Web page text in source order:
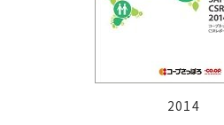
2014